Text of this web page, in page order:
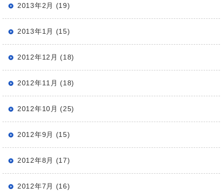
2013年2月 (19)
2013年1月 (15)
2012年12月 (18)
2012年11月 (18)
2012年10月 (25)
2012年9月 (15)
2012年8月 (17)
2012年7月 (16)